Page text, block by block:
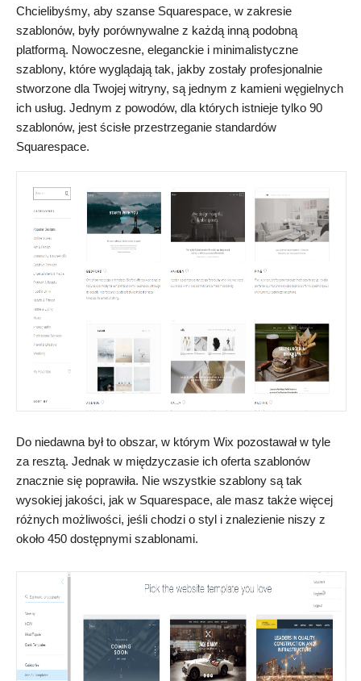
Chcielibyśmy, aby szanse Squarespace, w zakresie
szablonów, były porównywalne z każdą inną podobną
platformą. Nowoczesne, eleganckie i minimalistyczne
szablony, które wyglądają tak, jakby zostały profesjonalnie
stworzone dla Twojej witryny, są jednym z kamieni węgielnych
ich usług. Jednym z powodów, dla których istnieje tylko 90
szablonów, jest ścisłe przestrzeganie standardów
Squarespace.
Do niedawna był to obszar, w którym Wix pozostawał w tyle
za resztą. Jednak w międzyczasie ich oferta szablonów
znacznie się poprawiła. Nie wszystkie szablony są tak
wysokiej jakości, jak w Squarespace, ale masz także więcej
różnych możliwości, jeśli chodzi o styl i znalezienie niszy z
około 450 dostępnymi szablonami.